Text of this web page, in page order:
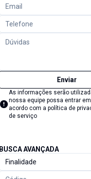
Enviar
As informações serão
nossa equipe possa entrar
acordo com a política de
de serviço
BUSCA AVANÇADA
Finalidade